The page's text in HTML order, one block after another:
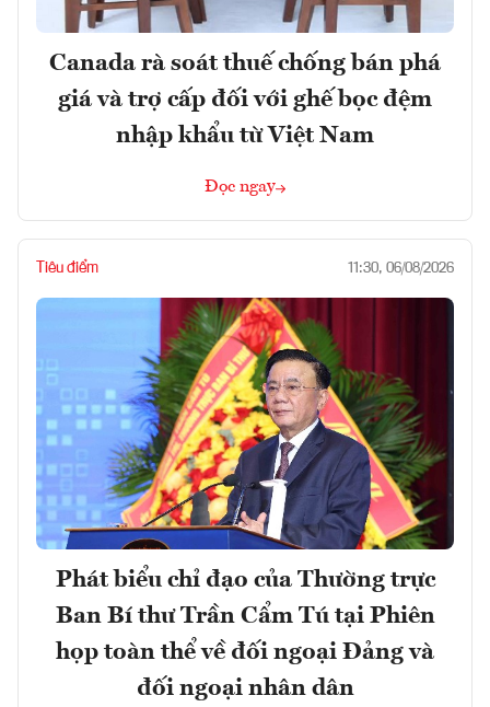
Canada rà soát thuế chống bán phá
giá và trợ cấp đối với ghế bọc đệm
nhập khẩu từ Việt Nam
Đọc ngay
Tiêu điểm 11:30, 06/08/2026
Phát biểu chỉ đạo của Thường trực
Ban Bí thư Trần Cẩm Tú tại Phiên
họp toàn thể về đối ngoại Đảng và
đối ngoại nhân dân